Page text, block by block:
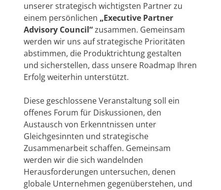
unserer strategisch wichtigsten Partner zu
einem persönlichen „Executive Partner
Advisory Council“zusammen. Gemeinsam
werden wir uns auf strategische Prioritäten
abstimmen, die Produktrichtung gestalten
und sicherstellen, dass unsere Roadmap Ihren
Erfolg weiterhin unterstützt.
Diese geschlossene Veranstaltung soll ein
offenes Forum für Diskussionen, den
Austausch von Erkenntnissen unter
Gleichgesinnten und strategische
Zusammenarbeit schaffen. Gemeinsam
werden wir die sich wandelnden
Herausforderungen untersuchen, denen
globale Unternehmen gegenüberstehen, und